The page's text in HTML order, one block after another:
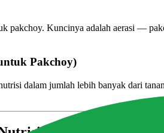
pakchoy. Kuncinya adalah aerasi —
Pakchoy)
dalam jumlah lebih banyak dari